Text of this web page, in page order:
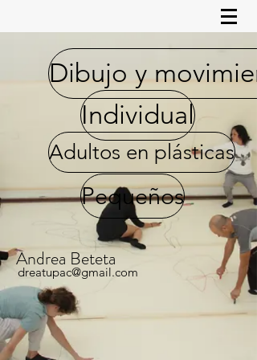
Dibujo y
Individual
Adultos en plásticas
Pequeños
Andrea Beteta
dreatupac@gmail.com